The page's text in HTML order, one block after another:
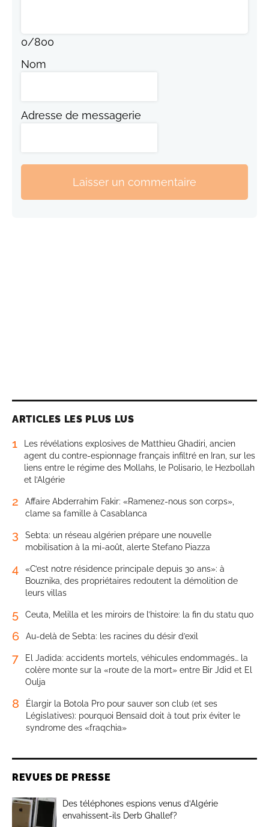
0/800
Nom
Adresse de messagerie
Laisser un commentaire
ARTICLES LES PLUS LUS
1
Les révélations explosives de Matthieu Ghadiri, ancien
agent du contre-espionnage français infiltré en Iran, sur les
liens entre le régime des Mollahs, le Polisario, le Hezbollah
et l’Algérie
2
Affaire Abderrahim Fakir: «Ramenez-nous son corps»,
clame sa famille à Casablanca
3
Sebta: un réseau algérien prépare une nouvelle
mobilisation à la mi-août, alerte Stefano Piazza
4
«C’est notre résidence principale depuis 30 ans»: à
Bouznika, des propriétaires redoutent la démolition de
leurs villas
5 Ceuta, Melilla et les miroirs de l’histoire: la fin du statu quo
6 Au-delà de Sebta: les racines du désir d’exil
7
El Jadida: accidents mortels, véhicules endommagés… la
colère monte sur la «route de la mort» entre Bir Jdid et El
Oulja
8
Élargir la Botola Pro pour sauver son club (et ses
Législatives): pourquoi Bensaïd doit à tout prix éviter le
syndrome des «fraqchia»
REVUES DE PRESSE
Des téléphones espions venus d’Algérie
envahissent-ils Derb Ghallef?